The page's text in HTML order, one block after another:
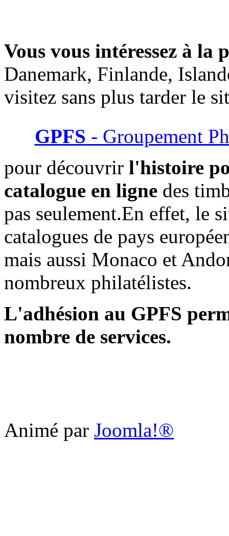
Vous vous intéressez à la
Danemark, Finlande,
visitez sans plus tarder le
GPFS - Groupement
pour découvrir l'histoire
catalogue en ligne des
pas seulement.En effet, le
catalogues de pays
mais aussi Monaco et
nombreux philatélistes.
L'adhésion au GPFS
nombre de services.
Animé par Joomla!®